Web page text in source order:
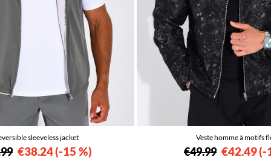
sleeveless jacket
€38.24 -15 %
Veste homme à motifs
€49.99 €42.49 -